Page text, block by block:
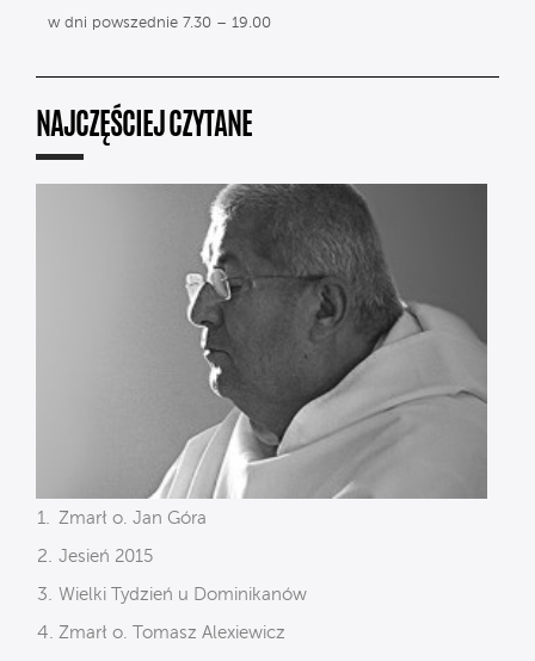
w dni powszednie 7.30 – 19.00
NAJCZĘŚCIEJ CZYTANE
Zmarł o. Jan Góra
Jesień 2015
Wielki Tydzień u Dominikanów
Zmarł o. Tomasz Alexiewicz